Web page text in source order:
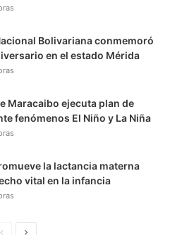
Bolivariana conmemoró
en el estado Mérida
Maracaibo ejecuta plan de
fenómenos El Niño y La Niña
la lactancia materna
vital en la infancia